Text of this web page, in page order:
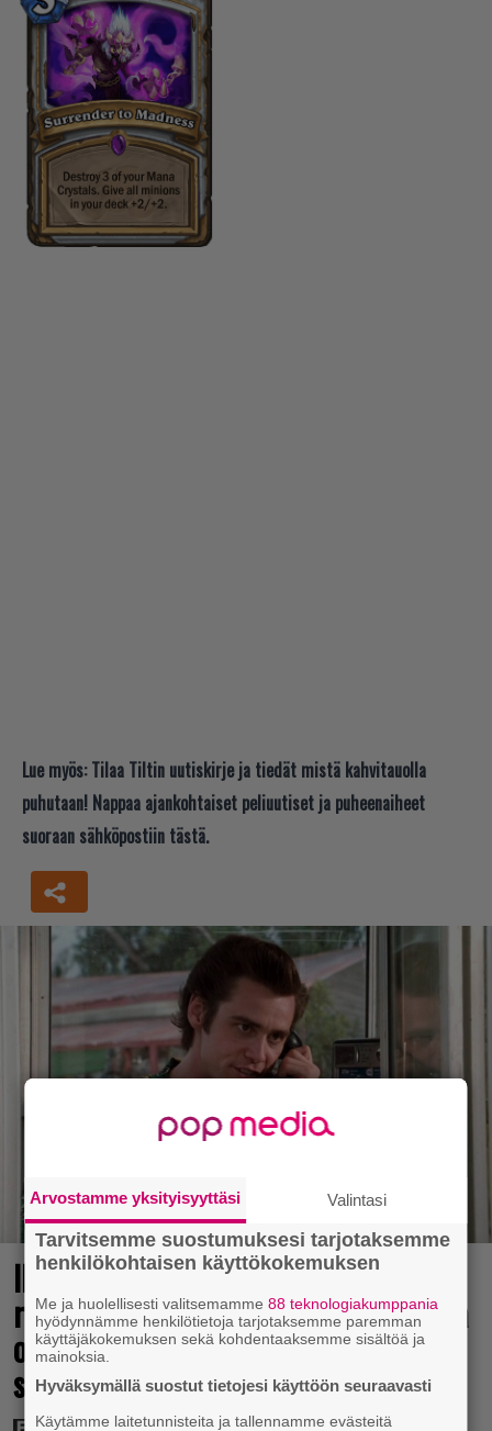
Lue myös: Tilaa Tiltin uutiskirje ja tiedät mistä kahvitauolla
puhutaan! Nappaa ajankohtaiset peliuutiset ja puheenaiheet
suoraan sähköpostiin tästä.
Illalla tv:ssä: Jim Carrey -leffan oudon
raakaa kohtausta piti siistiä – elokuva
oli koomikon läpimurto
supertähteyteen
Arvostamme yksityisyyttäsi Valintasi
Tarvitsemme suostumuksesi tarjotaksemme
henkilökohtaisen käyttökokemuksen
Me ja huolellisesti valitsemamme88 teknologiakumppania
hyödynnämme henkilötietoja tarjotaksemme paremman
käyttäjäkokemuksen sekä kohdentaaksemme sisältöä ja
mainoksia.
Hyväksymällä suostut tietojesi käyttöön seuraavasti
Käytämme laitetunnisteita ja tallennamme evästeitä